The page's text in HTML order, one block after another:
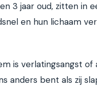
3 jaar oud, zitten in
en hun lichaam
is verlatingsangst of
anders bent als zij